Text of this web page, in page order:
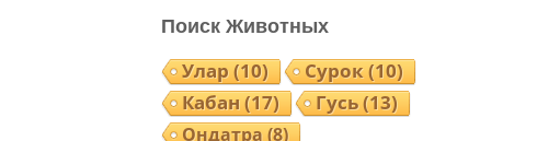
Поиск Животных
Улар(10) Сурок(10)
Кабан(17) Гусь(13)
Ондатра(8)